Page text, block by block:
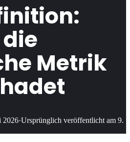
Metrik
2026·Ursprünglich veröffentlicht am 9.